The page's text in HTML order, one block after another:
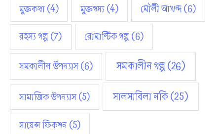
মুক্তকথা(4) মুক্তগদ্য(4) মৌলী আখন্দ(6)
রহস্য গল্প(7) রোমান্টিক গল্প(6)
সমকালীন উপন্যাস(6) সমকালীন গল্প(26)
সামাজিক উপন্যাস(5) সালসাবিলা নকি(25)
সায়েন্স ফিকশন(5)